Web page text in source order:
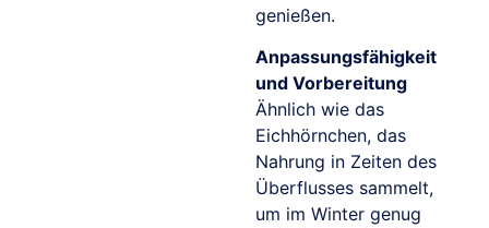
genießen.
Anpassungsfähigkeit
und Vorbereitung
Ähnlich wie das
Eichhörnchen, das
Nahrung in Zeiten des
Überflusses sammelt,
um im Winter genug